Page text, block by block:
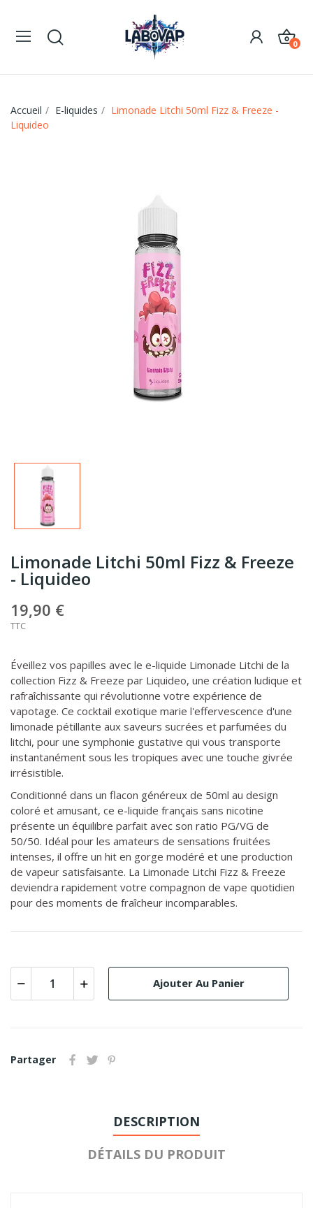
0
Accueil E-liquides
Limonade Litchi 50ml Fizz & Freeze -
Liquideo
Limonade Litchi 50ml Fizz & Freeze
- Liquideo
19,90 €
TTC
Éveillez vos papilles avec le e-liquide Limonade Litchi de la
collection Fizz & Freeze par Liquideo, une création ludique et
rafraîchissante qui révolutionne votre expérience de
vapotage. Ce cocktail exotique marie l'effervescence d'une
limonade pétillante aux saveurs sucrées et parfumées du
litchi, pour une symphonie gustative qui vous transporte
instantanément sous les tropiques avec une touche givrée
irrésistible.
Conditionné dans un flacon généreux de 50ml au design
coloré et amusant, ce e-liquide français sans nicotine
présente un équilibre parfait avec son ratio PG/VG de
50/50. Idéal pour les amateurs de sensations fruitées
intenses, il offre un hit en gorge modéré et une production
de vapeur satisfaisante. La Limonade Litchi Fizz & Freeze
deviendra rapidement votre compagnon de vape quotidien
pour des moments de fraîcheur incomparables.
Ajouter Au Panier
Partager
DESCRIPTION
DÉTAILS DU PRODUIT